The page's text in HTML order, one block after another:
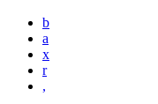
b
a
x
r
,